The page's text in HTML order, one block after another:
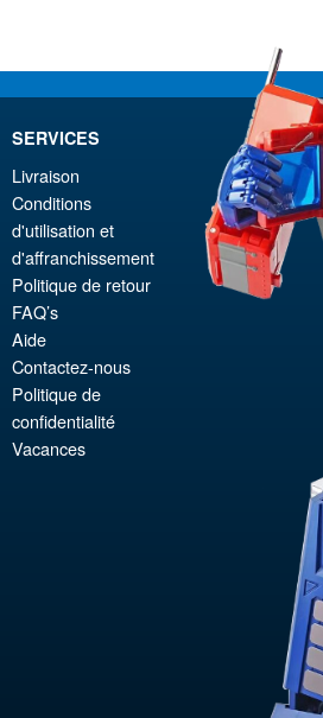
SERVICES
Livraison
Conditions
d'utilisation et
d'affranchissement
Politique de retour
FAQ’s
Aide
Contactez-nous
Politique de
confidentialité
Vacances